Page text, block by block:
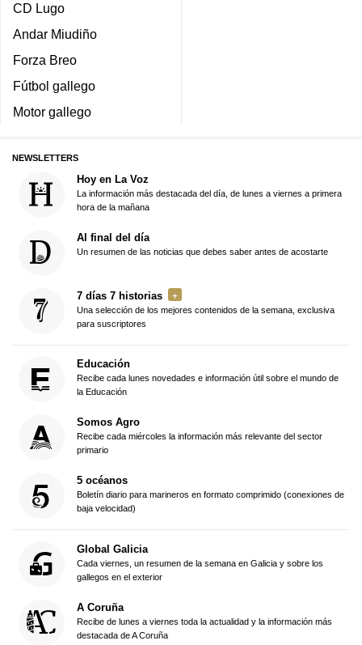
CD Lugo
Andar Miudiño
Forza Breo
Fútbol gallego
Motor gallego
NEWSLETTERS
Hoy en La Voz
La información más destacada del día, de lunes a viernes a primera
hora de la mañana
Al final del día
Un resumen de las noticias que debes saber antes de acostarte
7 días 7 historias
Una selección de los mejores contenidos de la semana, exclusiva
para suscriptores
Educación
Recibe cada lunes novedades e información útil sobre el mundo de
la Educación
Somos Agro
Recibe cada miércoles la información más relevante del sector
primario
5 océanos
Boletín diario para marineros en formato comprimido (conexiones de
baja velocidad)
Global Galicia
Cada viernes, un resumen de la semana en Galicia y sobre los
gallegos en el exterior
A Coruña
Recibe de lunes a viernes toda la actualidad y la información más
destacada de A Coruña